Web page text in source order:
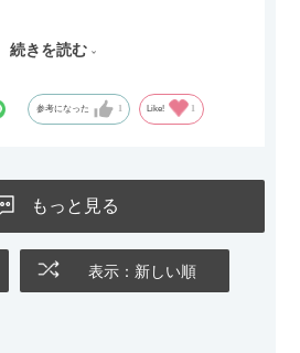
、幅184cmとコンパクトなので圧迫感
りで、リビング全体がすっきり見えま
イントです。さらに、わが家はソファ
い間取りなので、背面まできれいに仕
を損ないません。
続きを読む
参考になった Like!
もっと見る
表示：新しい順